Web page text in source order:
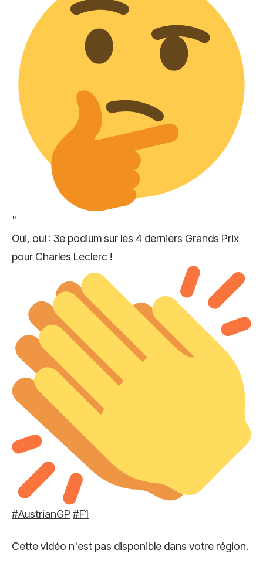
"
Oui, oui : 3e podium sur les 4 derniers Grands Prix
pour Charles Leclerc !
#AustrianGP #F1
Cette vidéo n'est pas disponible dans votre région.